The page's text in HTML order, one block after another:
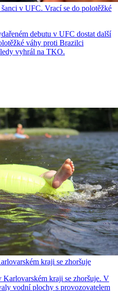
v UFC. Vrací se do polotěžké
debutu v UFC dostat další
váhy proti Brazilci
vyhrál na TKO.
kraji se zhoršuje
kraji se zhoršuje. V
vodní plochy s provozovatelem